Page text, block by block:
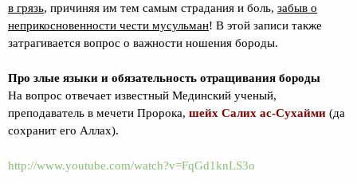
в грязь, причиняя им тем самым страдания и боль, забыв о
неприкосновенности чести мусульман! В этой записи также
затрагивается вопрос о важности ношения бороды.
Про злые языки и обязательность отращивания бороды
На вопрос отвечает известный Мединский ученый,
преподаватель в мечети Пророка, шейх Салих ас-Сухайми (да
сохранит его Аллах).
http://www.youtube.com/watch?v=FqGd1knLS3o